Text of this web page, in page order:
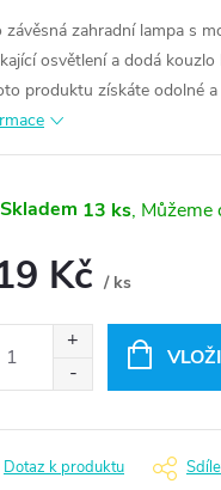
závěsná zahradní lampa s
osvětlení a dodá
produktu získáte odolné
Skladem 13 ks
Kč / ks
Dotaz k produktu